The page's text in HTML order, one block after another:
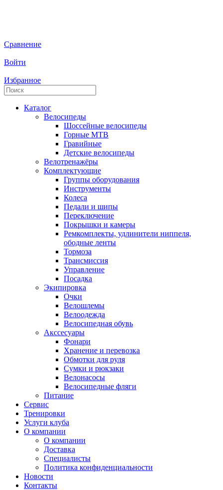
Сравнение
Войти
Избранное
Каталог
Велосипеды
Шоссейные велосипеды
Горные МTB
Гравийные
Детские велосипеды
Велотренажёры
Комплектующие
Группы оборудования
Инструменты
Колеса
Педали и шипы
Переключение
Покрышки и камеры
Ремкомплекты, удлинители ниппеля,
ободные ленты
Тормоза
Трансмиссия
Управление
Посадка
Экипировка
Очки
Велошлемы
Велоодежда
Велосипедная обувь
Акссесуары
Фонари
Хранение и перевозка
Обмотки для руля
Сумки и рюкзаки
Велонасосы
Велосипедные фляги
Питание
Сервис
Тренировки
Услуги клуба
О компании
О компании
Доставка
Специалисты
Политика конфиденциальности
Новости
Контакты